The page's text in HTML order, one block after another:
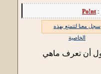
:
Po!nt
سجل معنا لتتمتع بهذه
الخاصية
أن تعرف ماهي